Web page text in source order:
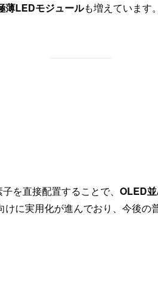
薄LEDモジュールも増えています
を直接配置することで、 OLED
に実用化が進んでおり、今後